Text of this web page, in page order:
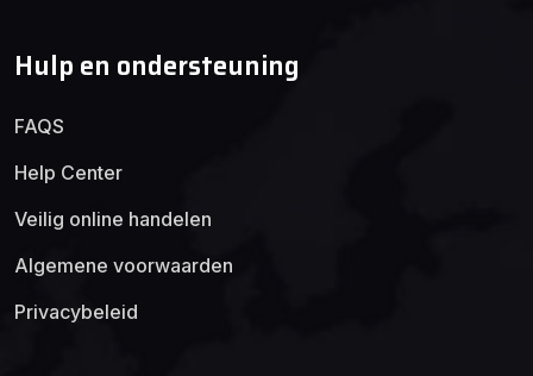
Hulp en ondersteuning
FAQS
Help Center
Veilig online handelen
Algemene voorwaarden
Privacybeleid